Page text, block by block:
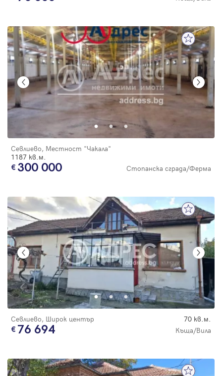
Севлиево, Местност "Чакала"
1187 кв.м.
300 000 Стопанска сграда/Ферма
Севлиево, Широк център 70 кв.м.
76 694 Къща/Вила